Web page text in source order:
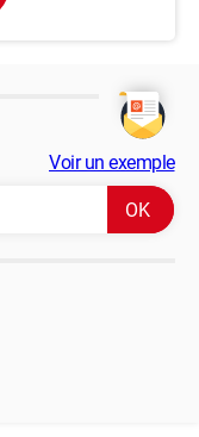
Voir un exemple